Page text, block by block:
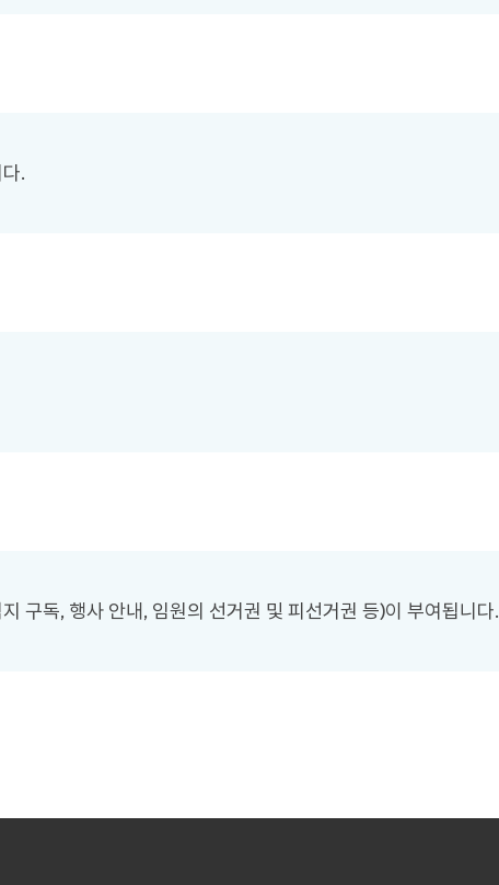
.
구독, 행사 안내, 임원의 선거권 및 피선거권 등)이 부여됩니다.